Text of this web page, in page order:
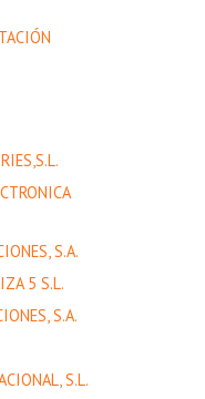
S.A.
5 S.L.
S.A.
S.L.